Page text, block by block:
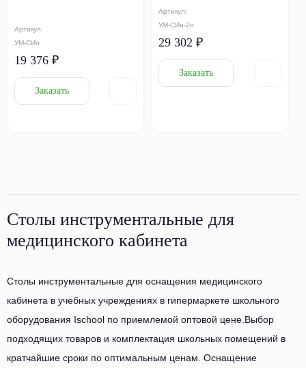
Артикул:
УМ-СИп
19 376 ₽
Заказать
Артикул:
УМ-СИн-2н
29 302 ₽
Заказать
Столы инструментальные для
медицинского кабинета
Столы инструментальные для оснащения медицинского
кабинета в учебных учреждениях в гипермаркете школьного
оборудования Ischool по приемлемой оптовой цене.Выбор
подходящих товаров и комплектация школьных помещений в
кратчайшие сроки по оптимальным ценам. Оснащение